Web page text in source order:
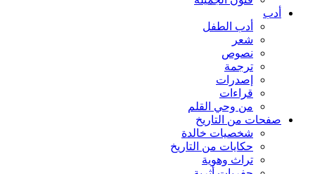
أدب
أدب الطفل
شعر
نصوص
ترجمة
إصدرات
قراءات
من وحي القلم
صفحات من التاريخ
شخصيات خالدة
حكايات من التاريخ
تراث وهوية